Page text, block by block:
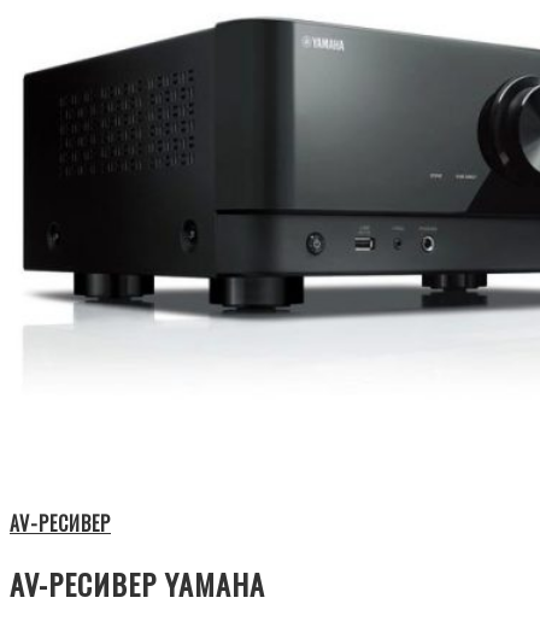
AV-РЕСИВЕР
AV-РЕСИВЕР YAMAHA